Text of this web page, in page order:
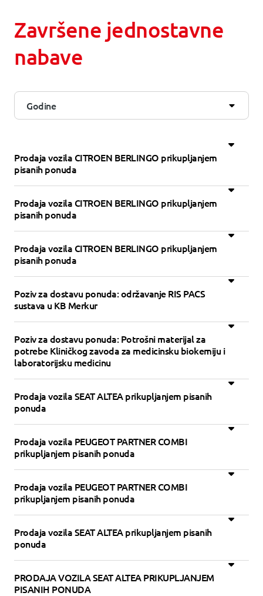
Završene jednostavne
nabave
Godine
Prodaja vozila CITROEN BERLINGO prikupljanjem
pisanih ponuda
Prodaja vozila CITROEN BERLINGO prikupljanjem
pisanih ponuda
Prodaja vozila CITROEN BERLINGO prikupljanjem
pisanih ponuda
Poziv za dostavu ponuda: održavanje RIS PACS
sustava u KB Merkur
Poziv za dostavu ponuda: Potrošni materijal za
potrebe Kliničkog zavoda za medicinsku biokemiju i
laboratorijsku medicinu
Prodaja vozila SEAT ALTEA prikupljanjem pisanih
ponuda
Prodaja vozila PEUGEOT PARTNER COMBI
prikupljanjem pisanih ponuda
Prodaja vozila PEUGEOT PARTNER COMBI
prikupljanjem pisanih ponuda
Prodaja vozila SEAT ALTEA prikupljanjem pisanih
ponuda
PRODAJA VOZILA SEAT ALTEA PRIKUPLJANJEM
PISANIH PONUDA